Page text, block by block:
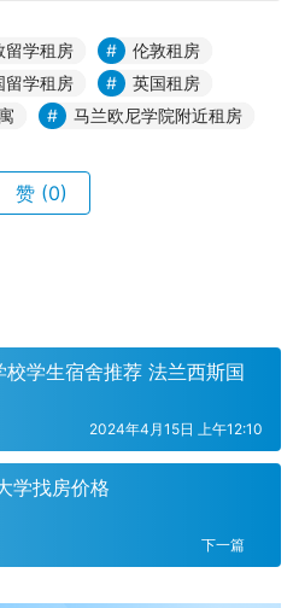
留学租房
伦敦租房
留学租房
英国租房
马兰欧尼学院附近租房
赞 (0)
学生宿舍推荐 法兰西斯国
2024年4月15日 上午12:10
学找房价格
下一篇